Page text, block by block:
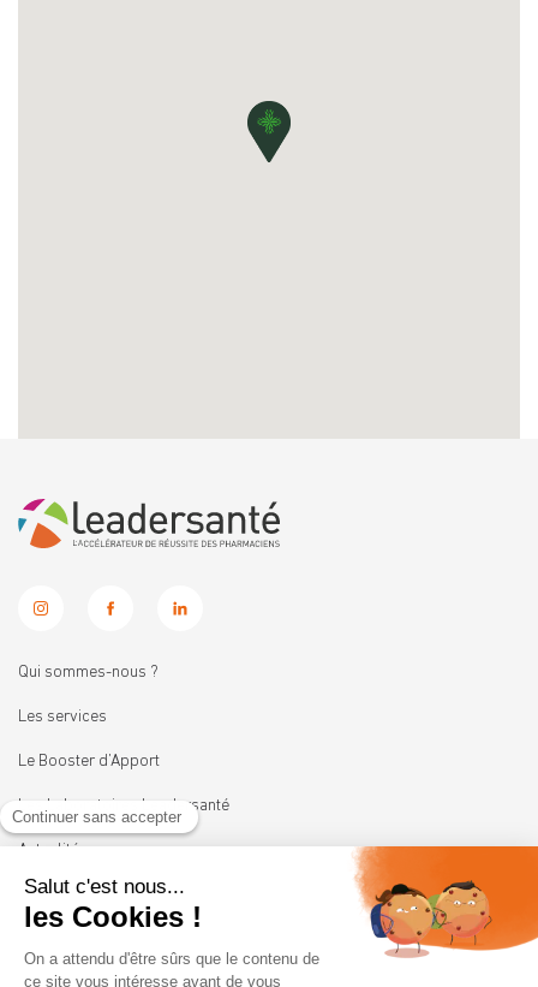
Qui sommes-nous ?
Les services
Le Booster d’Apport
Les Laboratoires Leadersanté
Actualités
Nous rejoindre
92100 BOULOGNE-BILLANCOURT